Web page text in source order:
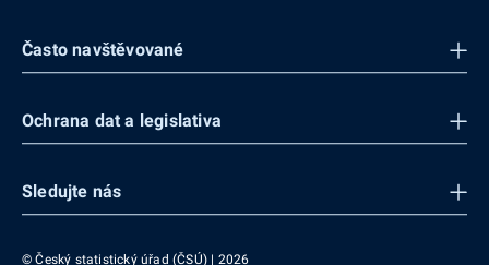
Často navštěvované
Ochrana dat a legislativa
Sledujte nás
© Český statistický úřad (ČSÚ) | 2026